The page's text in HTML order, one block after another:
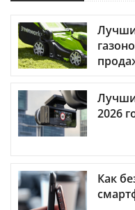
2026
Как